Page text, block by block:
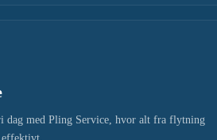
dag med Pling Service, hvor alt fra flytning